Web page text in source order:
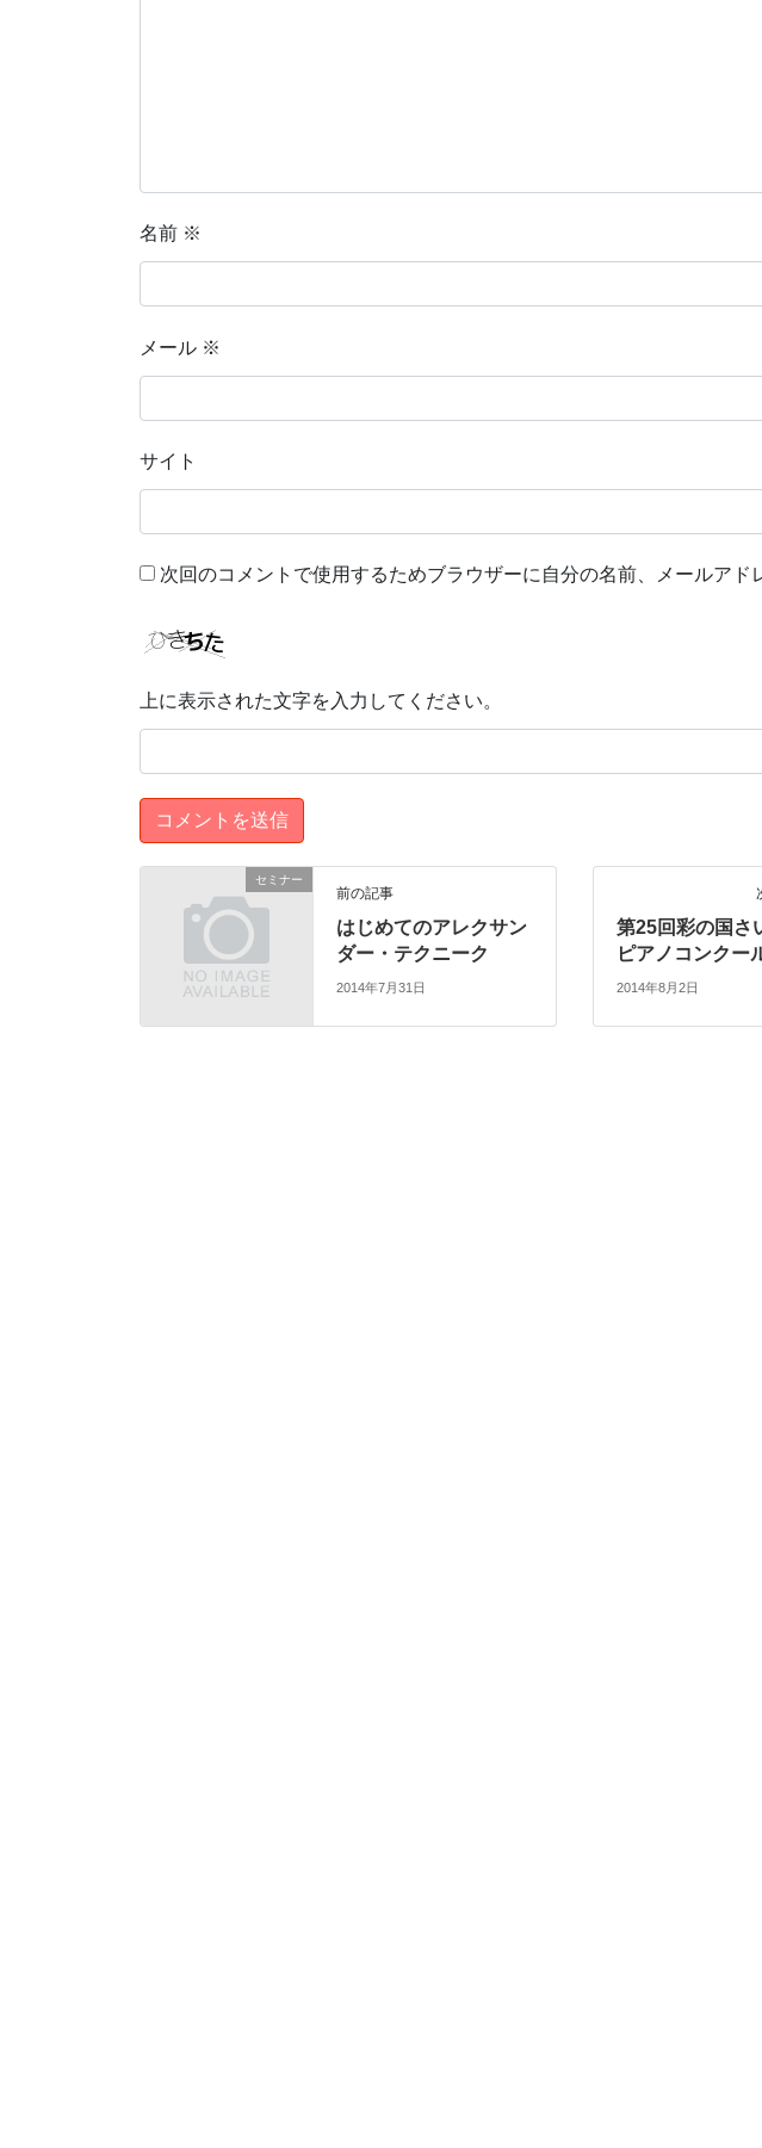
名前 ※
メール ※
サイト
次回のコメントで使用するためブラウザーに自分の名前、メールアド
上に表示された文字を入力してください。
セミナー
前の記事
はじめてのアレクサン
ダー・テクニーク
2014年7月31日
第25回彩の国さ
ピアノコンクー
2014年8月2日